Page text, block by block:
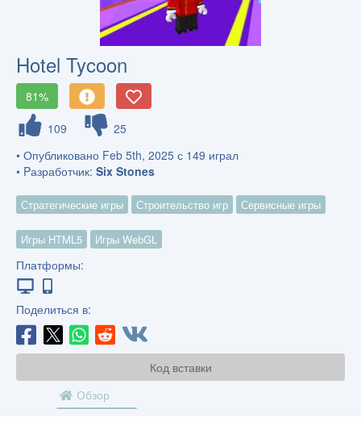
Hotel Tycoon
81%
109
25
• Опубликовано Feb 5th, 2025 с 149 играл
• Pазработчик: Six Stones
Стратегические игры Строительство игр Сервисные игры
Игры HTML5 Игры WebGL
Платформы:
Поделиться в:
Код вставки
Обзор